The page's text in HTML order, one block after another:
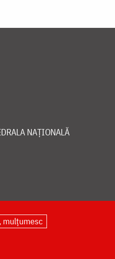
NAȚIONALĂ
mulțumesc